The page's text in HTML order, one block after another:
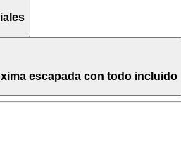
escapada con todo incluido